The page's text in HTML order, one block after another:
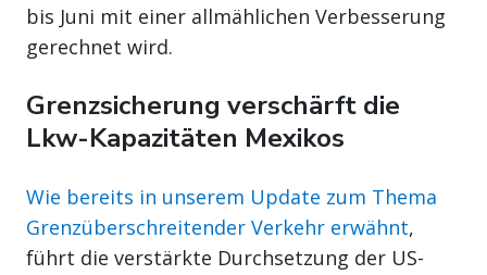
bis Juni mit einer allmählichen Verbesserung
gerechnet wird.
Grenzsicherung verschärft die
Lkw-Kapazitäten Mexikos
Wie bereits in unserem Update zum Thema
Grenzüberschreitender Verkehr erwähnt,
führt die verstärkte Durchsetzung der US-